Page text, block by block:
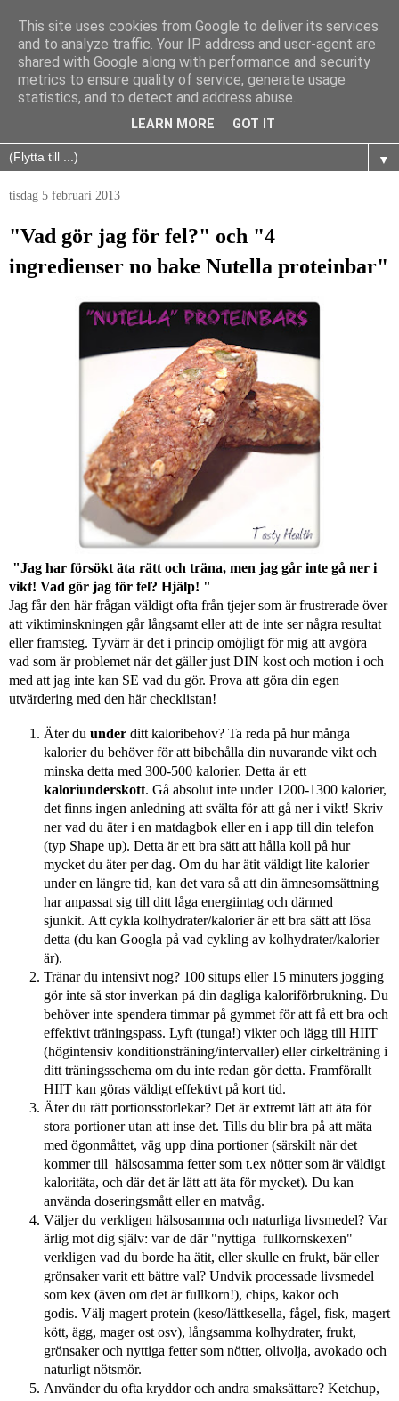
▼
tisdag 5 februari 2013
"Vad gör jag för fel?" och "4
ingredienser no bake Nutella proteinbar"
"Jag har försökt äta rätt och träna, men jag går inte gå ner i
vikt! Vad gör jag för fel? Hjälp! "
Jag får den här frågan väldigt ofta från tjejer som är frustrerade över
att viktiminskningen går långsamt eller att de inte ser några resultat
eller framsteg. Tyvärr är det i princip omöjligt för mig att avgöra
vad som är problemet när det gäller just DIN kost och motion i och
med att jag inte kan SE vad du gör. Prova att göra din egen
utvärdering med den här checklistan!
Äter du underditt kaloribehov? Ta reda på hur många
kalorier du behöver för att bibehålla din nuvarande vikt och
minska detta med 300-500 kalorier. Detta är ett
kaloriunderskott. Gå absolut inte under 1200-1300 kalorier,
det finns ingen anledning att svälta för att gå ner i vikt! Skriv
ner vad du äter i en matdagbok eller en i app till din telefon
(typ Shape up). Detta är ett bra sätt att hålla koll på hur
mycket du äter per dag. Om du har ätit väldigt lite kalorier
under en längre tid, kan det vara så att din ämnesomsättning
har anpassat sig till ditt låga energiintag och därmed
sjunkit. Att cykla kolhydrater/kalorier är ett bra sätt att lösa
detta (du kan Googla på vad cykling av kolhydrater/kalorier
är).
Tränar du intensivt nog? 100 situps eller 15 minuters jogging
gör inte så stor inverkan på din dagliga kaloriförbrukning. Du
behöver inte spendera timmar på gymmet för att få ett bra och
effektivt träningspass. Lyft (tunga!) vikter och lägg till HIIT
(högintensiv konditionsträning/intervaller) eller cirkelträning i
ditt träningsschema om du inte redan gör detta. Framförallt
HIIT kan göras väldigt effektivt på kort tid.
Äter du rätt portionsstorlekar? Det är extremt lätt att äta för
stora portioner utan att inse det. Tills du blir bra på att mäta
med ögonmåttet, väg upp dina portioner (särskilt när det
kommer till hälsosamma fetter som t.ex nötter som är väldigt
kaloritäta, och där det är lätt att äta för mycket). Du kan
använda doseringsmått eller en matvåg.
Väljer du verkligen hälsosamma och naturliga livsmedel? Var
ärlig mot dig själv: var de där "nyttiga fullkornskexen"
verkligen vad du borde ha ätit, eller skulle en frukt, bär eller
grönsaker varit ett bättre val? Undvik processade livsmedel
som kex (även om det är fullkorn!), chips, kakor och
godis. Välj magert protein (keso/lättkesella, fågel, fisk, magert
kött, ägg, mager ost osv), långsamma kolhydrater, frukt,
grönsaker och nyttiga fetter som nötter, olivolja, avokado och
naturligt nötsmör.
Använder du ofta kryddor och andra smaksättare? Ketchup,
This site uses cookies from Google to deliver its services
and to analyze traffic. Your IP address and user-agent are
shared with Google along with performance and security
metrics to ensure quality of service, generate usage
statistics, and to detect and address abuse.
LEARN MORE GOT IT